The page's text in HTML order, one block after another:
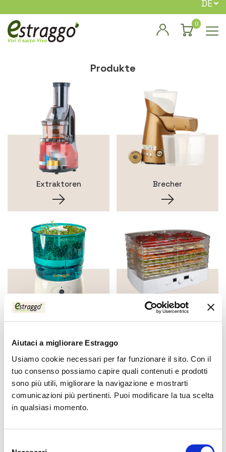
Aiutaci a migliorare Estraggo
Usiamo cookie necessari per far funzionare il sito. Con il
tuo consenso possiamo capire quali contenuti e prodotti
sono più utili, migliorare la navigazione e mostrarti
comunicazioni più pertinenti. Puoi modificare la tua scelta
in qualsiasi momento.
DE
0
Produkte
Extraktoren Brecher